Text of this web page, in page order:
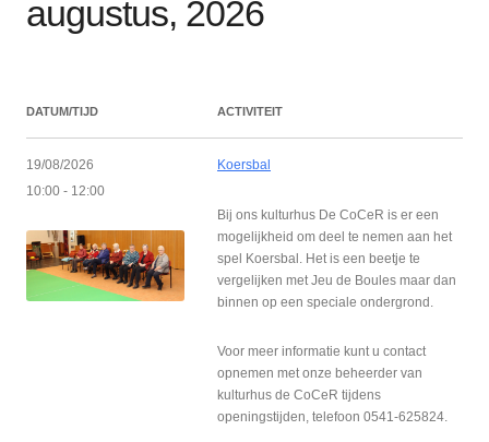
augustus, 2026
DATUM/TIJD ACTIVITEIT
19/08/2026
10:00 - 12:00
Koersbal
Bij ons kulturhus De CoCeR is er een
mogelijkheid om deel te nemen aan het
spel Koersbal. Het is een beetje te
vergelijken met Jeu de Boules maar dan
binnen op een speciale ondergrond.
Voor meer informatie kunt u contact
opnemen met onze beheerder van
kulturhus de CoCeR tijdens
openingstijden, telefoon 0541-625824.